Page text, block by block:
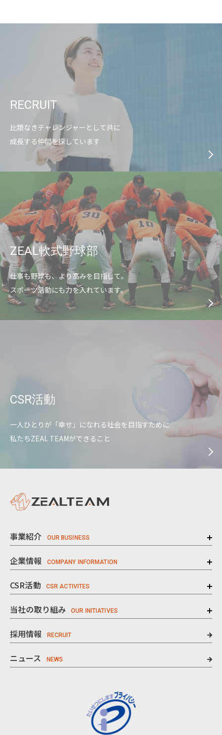
RECRUIT
比類なきチャレンジャーとして共に
成長する仲間を探しています
ZEAL軟式野球部
仕事も野球も、より高みを目指して。
スポーツ活動にも力を入れています。
CSR活動
一人ひとりが「幸せ」になれる社会を目指すために
私たちZEAL TEAMができること
事業紹介
企業情報
CSR活動
当社の取り組み
採用情報
ニュース